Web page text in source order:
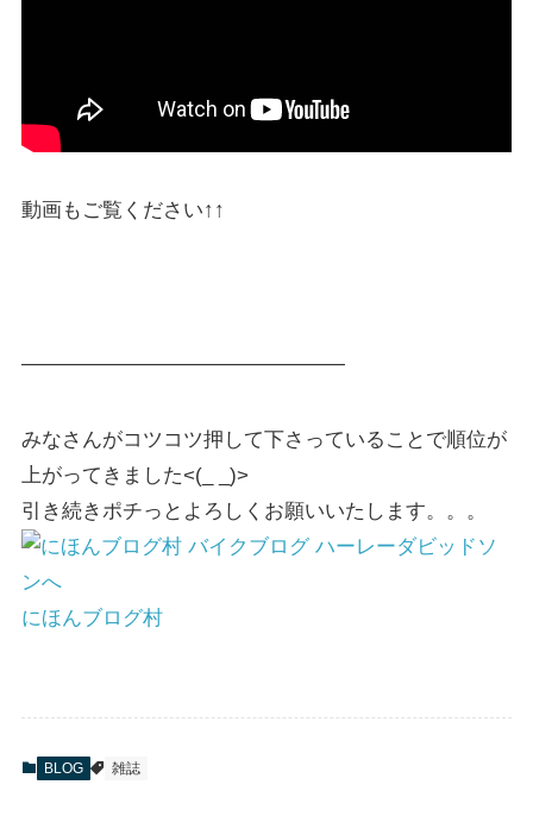
動画もご覧ください↑↑
————————————————
みなさんがコツコツ押して下さっていることで順位が
上がってきました<(_ _)>
引き続きポチっとよろしくお願いいたします。。。
にほんブログ村
BLOG 雑誌